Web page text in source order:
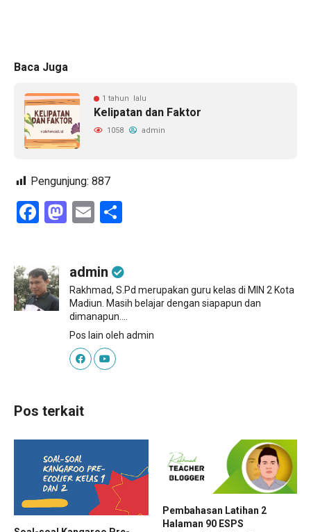
Baca Juga
1 tahun lalu
Kelipatan dan Faktor
1058 admin
Pengunjung: 887
Facebook
Mastodon
Email
admin
Rakhmad, S.Pd merupakan guru kelas di MIN 2 Kota
Madiun. Masih belajar dengan siapapun dan
dimanapun....
Pos lain oleh admin
Pos terkait
Pembahasan Latihan 2
Halaman 90 ESPS